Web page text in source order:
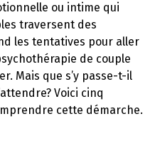
ou intime qui
traversent des
les tentatives pour aller
de couple
Mais que s’y passe-t-il
Voici cinq
cette démarche.